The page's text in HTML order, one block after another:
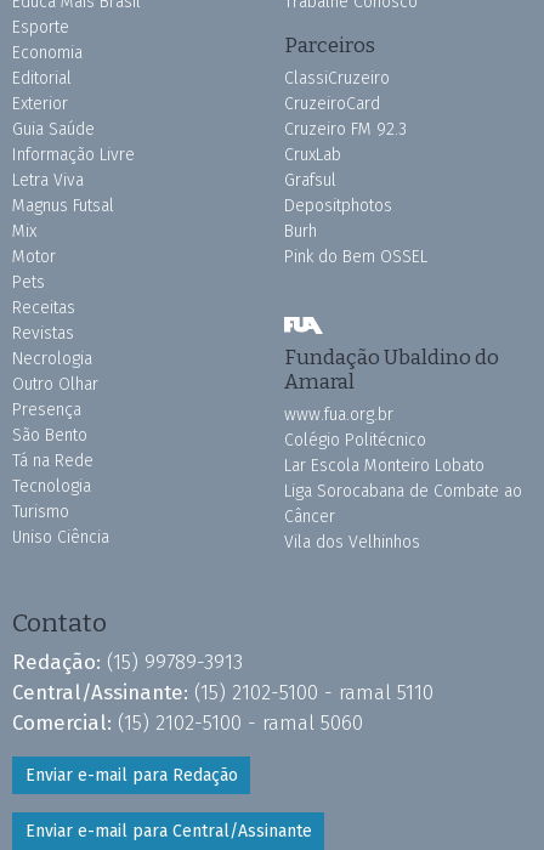
Esporte
Economia
Editorial
Exterior
Guia Saúde
Informação Livre
Letra Viva
Magnus Futsal
Mix
Motor
Pets
Receitas
Revistas
Necrologia
Outro Olhar
Presença
São Bento
Tá na Rede
Tecnologia
Turismo
Uniso Ciência
Parceiros
ClassiCruzeiro
CruzeiroCard
Cruzeiro FM 92.3
CruxLab
Grafsul
Depositphotos
Burh
Pink do Bem OSSEL
Fundação Ubaldino do
Amaral
www.fua.org.br
Colégio Politécnico
Lar Escola Monteiro Lobato
Liga Sorocabana de Combate ao
Câncer
Vila dos Velhinhos
Contato
Redação: (15) 99789-3913
Central/Assinante: (15) 2102-5100 - ramal 5110
Comercial: (15) 2102-5100 - ramal 5060
Enviar e-mail para Redação
Enviar e-mail para Central/Assinante